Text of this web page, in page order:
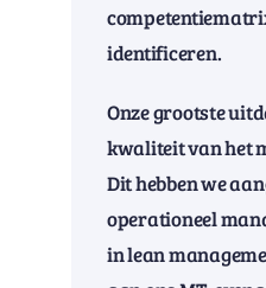
identificeren.
Onze grootste
kwaliteit van het
Dit hebben we
operationeel
in lean